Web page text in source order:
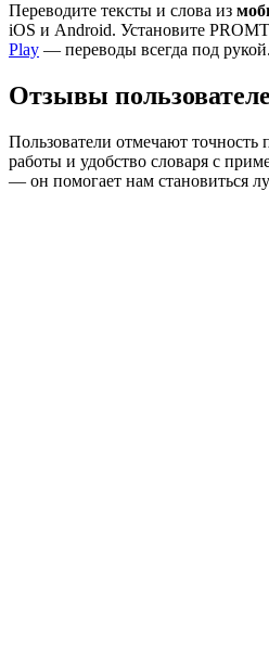
Переводите тексты и слова из
iOS и Android. Установите
Play — переводы всегда под рукой.
Отзывы
Пользователи отмечают точность
работы и удобство словаря с
— он помогает нам становиться